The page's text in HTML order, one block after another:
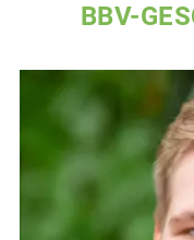
BBV-